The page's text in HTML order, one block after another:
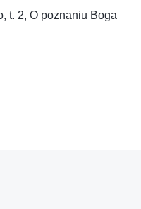
t. 2, O poznaniu Boga